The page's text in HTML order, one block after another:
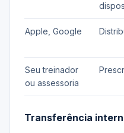
Apple, Google
Seu treinador
ou assessoria
Transferência